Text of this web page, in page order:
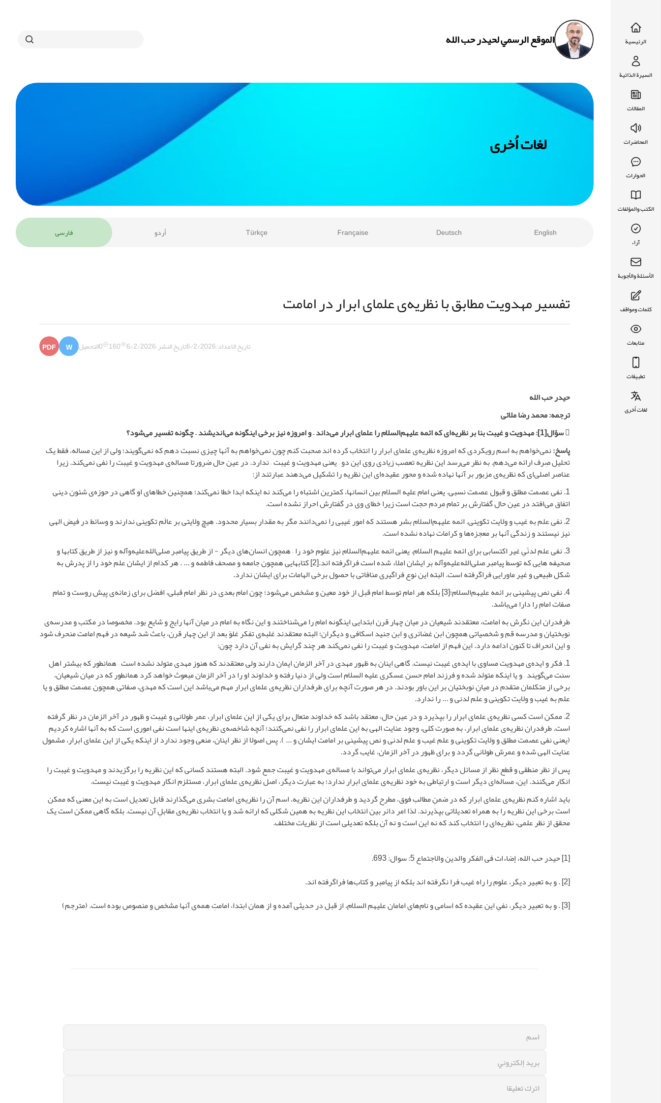
الرئيسية
السيرة الذاتية
المقالات
المحاضرات
الحوارات
الكتب والمؤلفات
آراء
الأسئلة والأجوبة
كلمات ومواقف
متابعات
تطبيقات
لغات اُخرى
الموقع الرسمي لحيدر حب الله
لغات اُخرى
English
Deutsch
Française
Türkçe اُردو فارسی
تفسیر مهدویت مطابق با نظریه‌ی علمای ابرار در امامت
تاريخ الاعداد:6/2/2026تاريخ النشر:6/2/2026
160
0التحميل PDF W
حیدر حب الله
ترجمه: محمد رضا ملائى
سؤال[1] : مهدویت و غیبت بنا بر نظریه‌ای که ائمه علیهم‌السلام را علمای ابرار می‌داند – و امروزه نیز برخی اینگونه می‌اندیشند – چگونه تفسیر می‌شود؟
پاسخ:نمی‌خواهم به اسم رویکردی که امروزه نظریه‌ی علمای ابرار را انتخاب کرده اند صحبت کنم چون نمی‌خواهم به آنها چیزی نسبت دهم که نمی‌گویند؛ ولی از این مساله، فقط یک
تحلیل صِرف ارائه می‌دهم. به نظر می‌رسد این نظریه تعصب زیادی روی این دو – یعنی مهدویت و غیبت – ندارد. در عین حال ضرورتا مساله‌ی مهدویت و غیبت را نفی نمی‌کند. زیرا
عناصر اصلی‌ای که نظریه‌ی مزبور بر آنها نهاده شده و محور عقیده‌ای این نظریه را تشکیل می‌دهند عبارتند از:
1. نفی عصمت مطلق و قبول عصمت نسبی. یعنی امام علیه السلام بین انسانها، کمترین اشتباه را می‌کند نه اینکه ابدا خطا نمی‌کند؛ همچنین خطاهای او گاهی در حوزه‌ی شئون دینی
اتفاق می‌افتد در عین حال گفتارش بر تمام مردم حجت است زیرا خطای وی در گفتارش احراز نشده است.
2. نفی علم به غیب و ولایت تکوینی. ائمه علیهم‌السلام بشر هستند که امور غیبی را نمی‌دانند مگر به مقدار بسیار محدود. هیچ ولایتی بر عالَم تکوینی ندارند و وسائط در فیض الهی
نیز نیستند و زندگی آنها بر معجزه‌ها و کرامات نهاده نشده است.
3. نفی علم لدنّیِ غیر اکتسابی برای ائمه علیهم السلام. یعنی ائمه علیهم‌السلام نیز علوم خود را – همچون انسان‌های دیگر - از طریق پیامبر صلی‌الله‌علیه‌و‌آله و نیز از طریق کتابها و
صحیفه هایی که توسط پیامبر صلی‌الله‌علیه‌و‌آله بر ایشان املاء شده است فراگرفته اند.[2] کتابهایی همچون جامعه و مصحف فاطمه و ... . هر کدام از ایشان علم خود را از پدرش به
شکل طبیعی و غیر ماورایی فراگرفته است. البته این نوع فراگیری منافاتی با حصول برخی الهامات برای ایشان ندارد.
4. نفی نص پیشینی بر ائمه علیهم‌السلام؛
[3] بلکه هر امام توسط امام قبل از خود معین و مشخص می‌شود؛ چون امام بعدی در نظر امام قبلی، افضل برای زمانه‌ی پیش روست و تمام
صفات امام را دارا می‌باشد.
طرفدران این نگرش به امامت، معتقدند شیعیان در میان چهار قرن ابتدایی اینگونه امام را می‌شناختند و این نگاه به امام در میان آنها رایج و شایع بود. مخصوصا در مکتب و مدرسه‌ی
نوبختیان و مدرسه قم و شخصیاتی همچون ابن غضائری و ابن جنید اسکافی و دیگران؛ البته معتقدند غلبه‌ی تفکر غلوّ بعد از این چهار قرن، باعث شد شیعه در فهم امامت منحرف شود
و این انحراف تا کنون ادامه دارد. این فهم از امامت، مهدویت و غیبت را نفی نمی‌کند هر چند گرایش به نفی آن دارد چون:
1. فکر و ایده‌ی مهدویت مساوی با ایده‌ی غیبت نیست. گاهی اینان به ظهور مهدی در آخر الزمان ایمان دارند ولی معتقدند که هنوز مهدی متولد نشده است – همانطور که بیشتر اهل
سنت می‌گویند – و یا اینکه متولد شده و فرزند امام حسن عسکری علیه السلام است ولی از دنیا رفته و خداوند او را در آخر الزمان مبعوث خواهد کرد همانطور که در میان شیعیان،
برخی از متکلمان متقدم در میانِ نوبختیان بر این باور بودند. در هر صورت آنچه برای طرفداران نظریه‌ی علمای ابرار مهم می‌باشد این است که مهدی، صفاتی همچون عصمت مطلق و یا
علم به غیب و ولایت تکوینی و علم لدنی و ... را ندارد.
2. ممکن است کسی نظریه‌ی علمای ابرار را بپذیرد و در عین حال، معتقد باشد که خداوند متعال برای یکی از این علمای ابرار، عمر طولانی و غیبت و ظهور در آخر الزمان در نظر گرفته
است. طرفدران نظریه‌ی علمای ابرار، به صورت کلی، وجود عنایت الهی به این علمای ابرار را نفی نمی‌کنند؛ آنچه شاخصه‌ی نظریه‌ی اینها است نفی اموری است که به آنها اشاره کردیم
(یعنی نفی عصمت مطلق و ولایت تکوینی و علم غیب و علم لدنی و نص پیشینی بر امامت ایشان و ... ). پس اصولا از نظر اینان، منعی وجود ندارد از اینکه یکی از این علمای ابرار، مشمول
عنایت الهی شده و عمرش طولانی گردد و برای ظهور در آخر الزمان، غایب گردد.
پس از نظر منطقی و قطع نظر از مسائل دیگر، نظریه‌ی علمای ابرار می‌تواند با مساله‌ی مهدویت و غیبت جمع شود. البته هستند کسانی که این نظریه را برگزیدند و مهدویت و غیبت را
انکار می‌کنند. این، مساله‌ای دیگر است و ارتباطی به خود نظریه‌ی علمای ابرار ندارد؛ به عبارت دیگر، اصل نظریه‌ی علمای ابرار، مستلزم انکار مهدویت و غیبت نیست.
باید اشاره کنم نظریه‌ی علمای ابرار که در ضمنِ مطالب فوق، مطرح گردید و طرفداران این نظریه، اسم آن را نظریه‌ی امامت بشری می‌گذارند قابل تعدیل است به این معنی که ممکن
است برخی این نظریه را به همراه تعدیلاتی بپذیرند. لذا امر دائر بین انتخاب این نظریه به همین شکلی که ارائه شد و یا انتخاب نظریه‌ی مقابلِ آن نیست. بلکه گاهی ممکن است یک
محقق از نظر علمی، نظریه‌ای را انتخاب کند که نه این است و نه آن بلکه تعدیلی است از نظریات مختلف.
[1] حیدر حب الله، إضاءات فی الفکر والدین والاجتماع 5: سوال: 693.
[2] . و به تعبیر دیگر، علوم را راه غیب فرا نگرفته اند بلکه از پیامبر و کتاب‌ها فراگرفته اند.
[3] . و به تعبیر دیگر، نفیِ این عقیده که اسامی و نام‌های امامان علیهم السلام، از قبل در حدیثی آمده و از همان ابتدا، امامتِ همه‌ی آنها مشخص و منصوص بوده است. (مترجم)